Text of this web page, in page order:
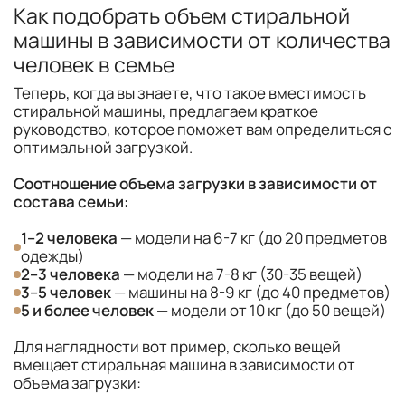
Как подобрать объем стиральной
машины в зависимости от количества
человек в семье
Теперь, когда вы знаете, что такое вместимость
стиральной машины, предлагаем краткое
руководство, которое поможет вам определиться с
оптимальной загрузкой.
Соотношение объема загрузки в зависимости от
состава семьи:
1–2 человека — модели на 6-7 кг (до 20 предметов
одежды)
2–3 человека — модели на 7-8 кг (30-35 вещей)
3–5 человек— машины на 8-9 кг (до 40 предметов)
5 и более человек— модели от 10 кг (до 50 вещей)
Для наглядности вот пример, сколько вещей
вмещает стиральная машина в зависимости от
объема загрузки: